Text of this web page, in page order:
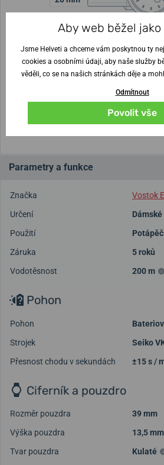
Výška pouzdra
13,5 mm
Průměr
39
Nejste si jisti
Vytisknout vzory
Parametry a funkce
Značka
Vostok
Určení
Dámské
Použití
Záruka
5 roků
Vodotěsnost
200 m
Pohon
Pohon
Strojek
Seiko
Přesnost chodu v sekundách
±15 s /
Ciferník a pouzdro
Rozměr pouzdra
39 mm
Výška pouzdra
13,5 mm
Tvar pouzdra
Kulaté
Aby web běžel
Jsme Helveti a chceme vám poskytnou ty
cookies a osobními údaji, aby naše služby
věděli, co se na našich stránkách děje a
Odmítnout
Povolit vše